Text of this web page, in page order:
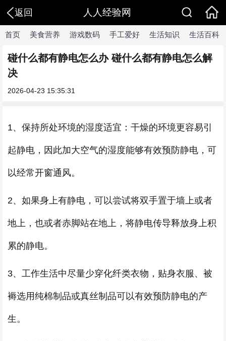
返回 人人经验网
首页 美食营养 游戏数码 手工爱好 生活知识 生活百科
碰什么都有静电怎么办 碰什么都有静电怎么解
决
2026-04-23 15:35:31
1、保持所处环境的湿度适宜：干燥的环境更容易引
起静电，因此加大空气的湿度能够有效预防静电，可
以经常开窗通风。
2、如果身上有静电，可以尝试将双手置于墙上或者
地上，也或者赤脚站在地上，将静电传导释放身上积
累的静电。
3、工作生活中尽量少穿化纤类衣物，贴身衣服、被
褥选用纯棉制品或真丝制品可以有效预防静电的产
生。